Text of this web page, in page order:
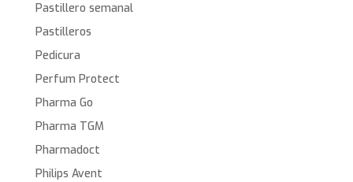
Pastillero semanal
Pastilleros
Pedicura
Perfum Protect
Pharma Go
Pharma TGM
Pharmadoct
Philips Avent